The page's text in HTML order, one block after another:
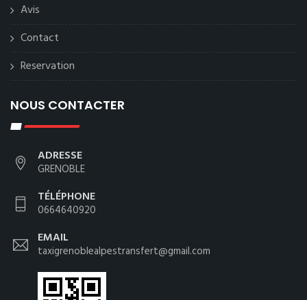
Avis
Contact
Reservation
NOUS CONTACTER
ADRESSE
GRENOBLE
TÉLÉPHONE
0664640920
EMAIL
taxigrenoblealpestransfert@gmail.com